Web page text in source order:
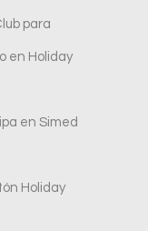
para
en Holiday
en Simed
Holiday